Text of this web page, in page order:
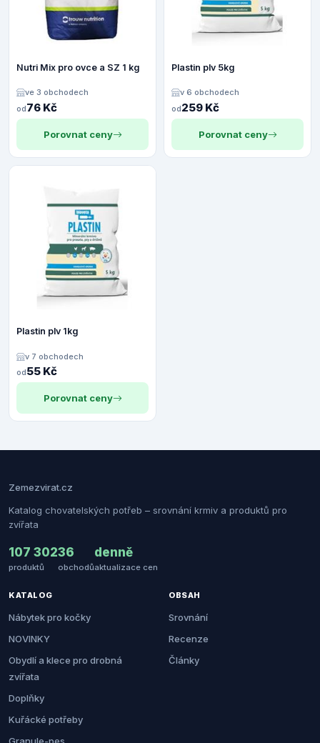
Nutri Mix pro ovce a SZ 1 kg
ve 3 obchodech
od76 Kč
Porovnat ceny
Plastin plv 5kg
v 6 obchodech
od259 Kč
Porovnat ceny
Plastin plv 1kg
v 7 obchodech
od55 Kč
Porovnat ceny
Zemezvirat.cz
Katalog chovatelských potřeb – srovnání krmiv a produktů pro
zvířata
107 302
produktů
36
obchodů
denně
aktualizace cen
KATALOG
Nábytek pro kočky
NOVINKY
Obydlí a klece pro drobná
zvířata
Doplňky
Kuřácké potřeby
OBSAH
Srovnání
Recenze
Články